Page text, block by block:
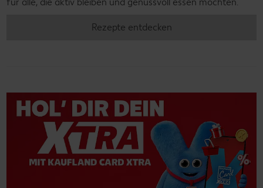
Rezepte entdecken